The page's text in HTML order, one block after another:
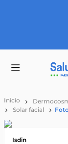
Solar facial
Isdin